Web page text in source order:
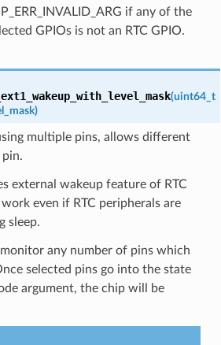
if any of the
GPIOs is not an RTC GPIO.
(uint64_t
)
multiple pins, allows different
external wakeup feature of RTC
even if RTC peripherals are
sleep.
any number of pins which
selected pins go into the state
argument, the chip will be